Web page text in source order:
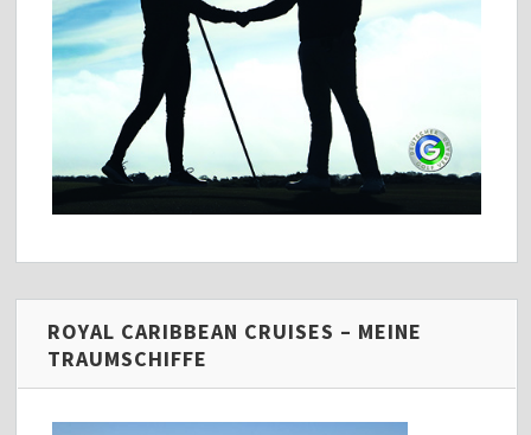
ROYAL CARIBBEAN CRUISES – MEINE
TRAUMSCHIFFE